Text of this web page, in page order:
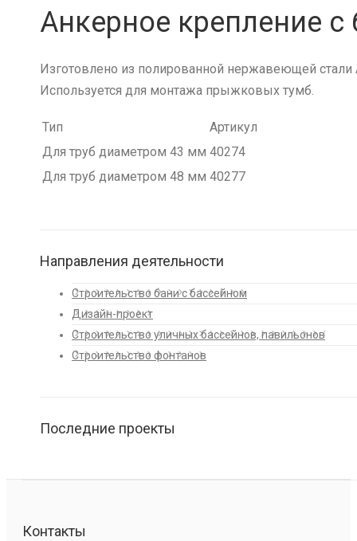
Анкерное крепление с
Изготовлено из полированной нержавеющей стали
Используется для монтажа прыжковых тумб.
Тип
Артикул
Для труб диаметром 43 мм 40274
Для труб диаметром 48 мм 40277
Направления деятельности
Строительство бани с бассейном
Дизайн-проект
Строительство уличных бассейнов, павильонов
Строительство фонтанов
Последние проекты
Контакты